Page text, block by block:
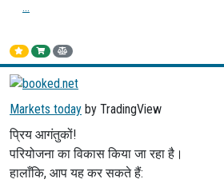
...
Markets today by TradingView
प्रिय आगंतुकों!
परियोजना का विकास किया जा रहा है।
हालाँकि, आप यह कर सकते हैं: